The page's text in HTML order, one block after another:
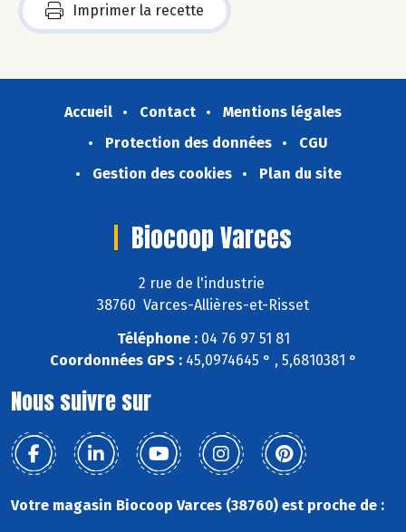
Imprimer la recette
Accueil Contact
Mentions légales
Protection des données
CGU
Gestion des cookies
Plan du site
Biocoop Varces
2 rue de l'industrie
38760 Varces-Allières-et-Risset
Téléphone :04 76 97 51 81
Coordonnées GPS :45,0974645 ° , 5,6810381 °
Nous suivre sur
Votre magasin Biocoop Varces (38760) est proche de :